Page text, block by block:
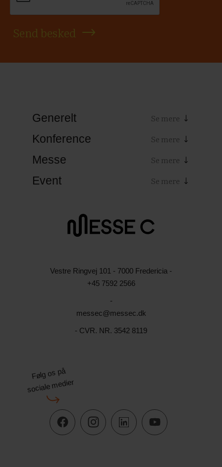
Send besked
Generelt
Konference
Messe
Event
Vestre Ringvej 101 - 7000 Fredericia -
+45 7592 2566
-
messec@messec.dk
- CVR. NR. 3542 8119
Følg os på
sociale medier